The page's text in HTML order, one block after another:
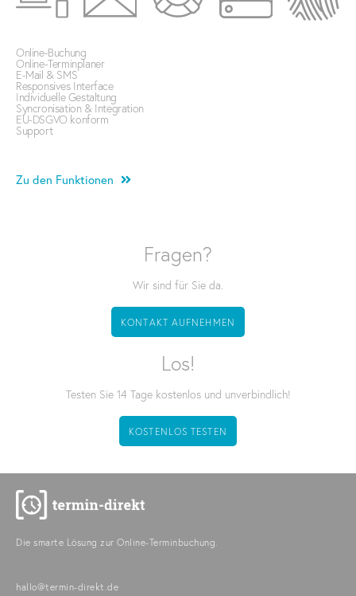
Online-Buchung
Online-Terminplaner
E-Mail & SMS
Responsives Interface
Individuelle Gestaltung
Syncronisation & Integration
EU-DSGVO konform
Support
Zu den Funktionen
Fragen?
Wir sind für Sie da.
KONTAKT AUFNEHMEN
Los!
Testen Sie 14 Tage kostenlos und unverbindlich!
KOSTENLOS TESTEN
Die smarte Lösung zur Online-Terminbuchung.
hallo@termin-direkt.de